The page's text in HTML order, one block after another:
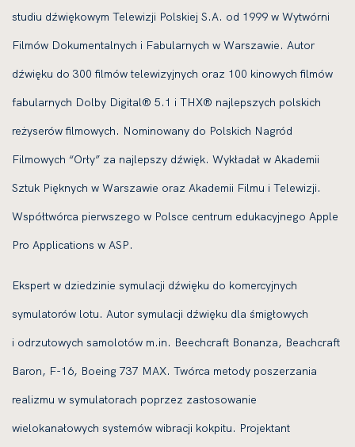
studiu dźwiękowym Telewizji Polskiej S.A. od 1999 w Wytwórni
Filmów Dokumentalnych i Fabularnych w Warszawie. Autor
dźwięku do 300 filmów telewizyjnych oraz 100 kinowych filmów
fabularnych Dolby Digital® 5.1 i THX® najlepszych polskich
reżyserów filmowych. Nominowany do Polskich Nagród
Filmowych “Orły” za najlepszy dźwięk. Wykładał w Akademii
Sztuk Pięknych w Warszawie oraz Akademii Filmu i Telewizji.
Współtwórca pierwszego w Polsce centrum edukacyjnego Apple
Pro Applications w ASP.
Ekspert w dziedzinie symulacji dźwięku do komercyjnych
symulatorów lotu. Autor symulacji dźwięku dla śmigłowych
i odrzutowych samolotów m.in. Beechcraft Bonanza, Beachcraft
Baron, F-16, Boeing 737 MAX. Twórca metody poszerzania
realizmu w symulatorach poprzez zastosowanie
wielokanałowych systemów wibracji kokpitu. Projektant